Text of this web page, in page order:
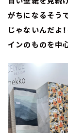
がちになるそう
じゃないんだよ
インのものを中